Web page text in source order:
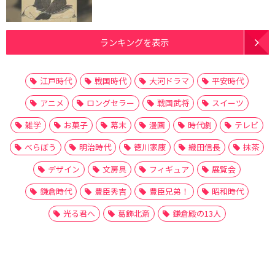
ランキングを表示
江戸時代 戦国時代 大河ドラマ
平安時代
アニメ
ロングセラー 戦国武将
スイーツ
雑学
お菓子 幕末 漫画 時代劇
テレビ
べらぼう
明治時代 徳川家康 織田信長
抹茶
デザイン
文房具 フィギュア
展覧会
鎌倉時代
豊臣秀吉 豊臣兄弟！
昭和時代
光る君へ
葛飾北斎 鎌倉殿の13人